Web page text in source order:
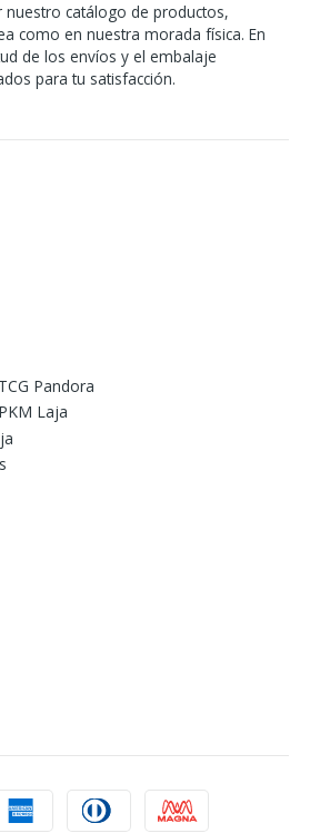
catálogo de productos,
como en nuestra morada física. En
de los envíos y el embalaje
para tu satisfacción.
Pandora
Laja